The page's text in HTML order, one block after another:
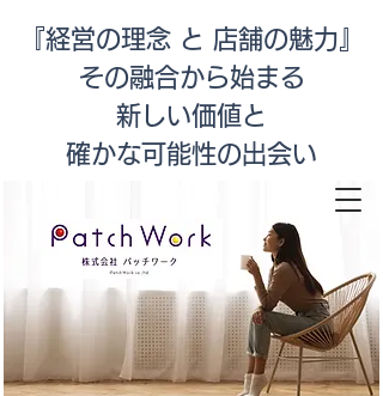
『経営の理念 と 店舗の魅力』
その融合から始まる
新しい価値と
​確かな可能性の出会い